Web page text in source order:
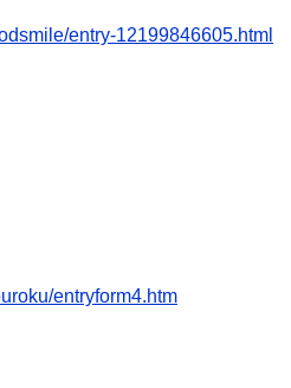
entry-12199846605.html
entryform4.htm